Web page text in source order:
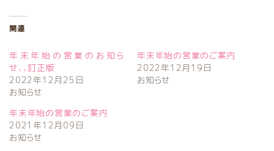
関連
年末年始の営業のお知ら
せ、、訂正版
2022年12月25日
お知らせ
年末年始の営業のご案内
2022年12月19日
お知らせ
年末年始の営業のご案内
2021年12月09日
お知らせ